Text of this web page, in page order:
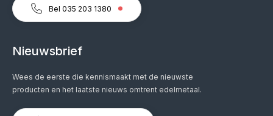
Bel 035 203 1380
Nieuwsbrief
Wees de eerste die kennismaakt met de nieuwste
producten en het laatste nieuws omtrent edelmetaal.